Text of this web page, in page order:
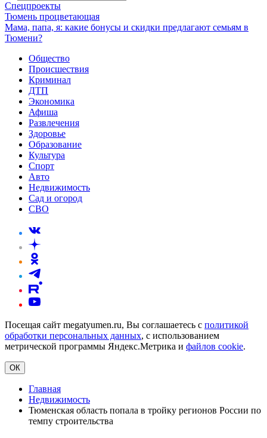
Спецпроекты
Тюмень процветающая
Мама, папа, я: какие бонусы и скидки предлагают семьям в
Тюмени?
Общество
Происшествия
Криминал
ДТП
Экономика
Афиша
Развлечения
Здоровье
Образование
Культура
Спорт
Авто
Недвижимость
Сад и огород
СВО
Посещая сайт megatyumen.ru, Вы соглашаетесь с политикой
обработки персональных данных, с использованием
метрической программы Яндекс.Метрика и файлов cookie.
ОК
Главная
Недвижимость
Тюменская область попала в тройку регионов России по
темпу строительства